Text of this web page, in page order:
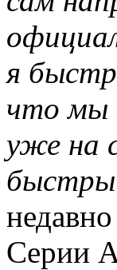
я
что мы
уже на
Серии